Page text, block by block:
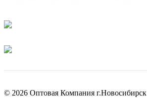
© 2026 Оптовая Компания г.Новосибирск